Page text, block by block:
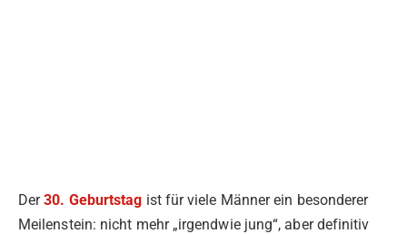
Der30. Geburtstag ist für viele Männer ein besonderer
Meilenstein: nicht mehr „irgendwie jung“, aber definitiv